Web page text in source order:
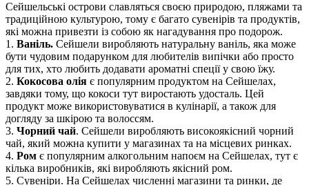
Сейшельські острови славляться своєю природою, пляжами та
традиційною культурою, тому є багато сувенірів та продуктів,
які можна привезти із собою як нагадування про подорож.
1. Ваніль. Сейшели виробляють натуральну ваніль, яка може
бути чудовим подарунком для любителів випічки або просто
для тих, хто любить додавати ароматні спеції у свою їжу.
2. Кокосова олія є популярним продуктом на Сейшелах,
завдяки тому, що кокоси тут виростають удосталь. Цей
продукт може використовуватися в кулінарії, а також для
догляду за шкірою та волоссям.
3. Чорний чай. Сейшели виробляють високоякісний чорний
чай, який можна купити у магазинах та на місцевих ринках.
4. Ром є популярним алкогольним напоєм на Сейшелах, тут є
кілька виробників, які виробляють якісний ром.
5. Сувеніри. На Сейшелах численні магазини та ринки, де